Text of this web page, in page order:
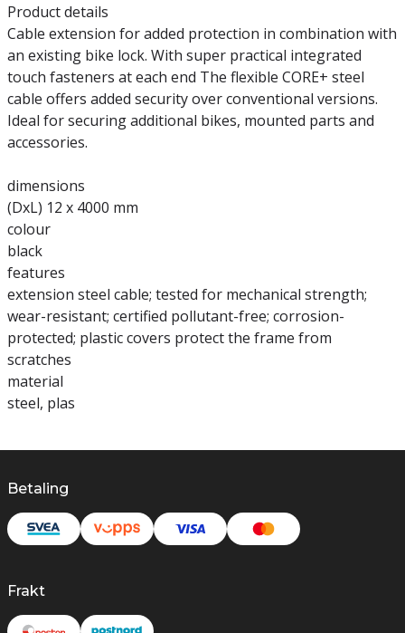
Product details
Cable extension for added protection in combination with
an existing bike lock. With super practical integrated
touch fasteners at each end The flexible CORE+ steel
cable offers added security over conventional versions.
Ideal for securing additional bikes, mounted parts and
accessories.
dimensions
(DxL) 12 x 4000 mm
colour
black
features
extension steel cable; tested for mechanical strength;
wear-resistant; certified pollutant-free; corrosion-
protected; plastic covers protect the frame from
scratches
material
steel, plas
Betaling
Frakt